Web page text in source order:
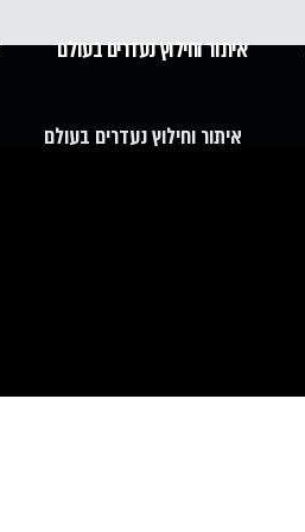
איתור וחילוץ נעדרים בעולם
איתור וחילוץ נעדרים בעולם